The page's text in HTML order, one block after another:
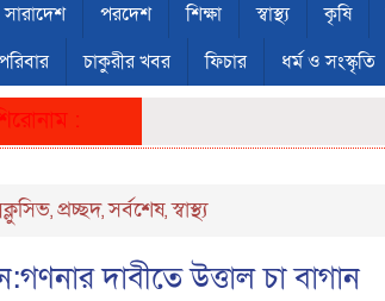
সারাদেশ পরদেশ শিক্ষা স্বাস্থ্য কৃষি
চাকুরীর খবর ফিচার ধর্ম ও সংস্কৃতি
:
, প্রচ্ছদ,সর্বশেষ,স্বাস্থ্য
দাবীতে উত্তাল চা বাগান